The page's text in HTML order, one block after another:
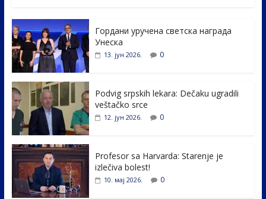
e
b
o
o
k
itt
er e
dI
e
Гордани уручена светска награда
Унеска
13. јун 2026. 0
Podvig srpskih lekara: Dečaku ugradili
veštačko srce
12. јун 2026. 0
Profesor sa Harvarda: Starenje je
izlečiva bolest!
10. мај 2026. 0